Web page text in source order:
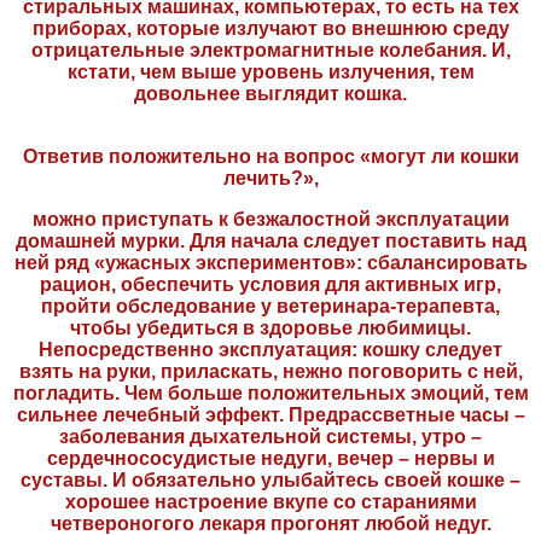
стиральных машинах, компьютерах, то есть на тех
приборах, которые излучают во внешнюю среду
отрицательные электромагнитные колебания. И,
кстати, чем выше уровень излучения, тем
довольнее выглядит кошка.
Ответив положительно на вопрос «могут ли кошки
лечить?»,
можно приступать к безжалостной эксплуатации
домашней мурки. Для начала следует поставить над
ней ряд «ужасных экспериментов»: сбалансировать
рацион, обеспечить условия для активных игр,
пройти обследование у ветеринара-терапевта,
чтобы убедиться в здоровье любимицы.
Непосредственно эксплуатация: кошку следует
взять на руки, приласкать, нежно поговорить с ней,
погладить. Чем больше положительных эмоций, тем
сильнее лечебный эффект. Предрассветные часы –
заболевания дыхательной системы, утро –
сердечнососудистые недуги, вечер – нервы и
суставы. И обязательно улыбайтесь своей кошке –
хорошее настроение вкупе со стараниями
четвероногого лекаря прогонят любой недуг.